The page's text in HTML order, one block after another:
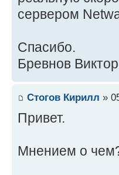
сервером
Спасибо.
Бревнов
Стогов Кирилл »
Привет.
Мнением о